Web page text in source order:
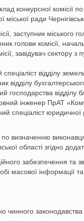
конкурсної комісії
ради
заступник міського
голови комісії,
завідувач сектору з
спеціаліст відділу
відділу
господарства відділу
інженер ПрАТ
спеціаліст
визначенню
області згідно
забезпечення та
масової інформації
чинного законодавства